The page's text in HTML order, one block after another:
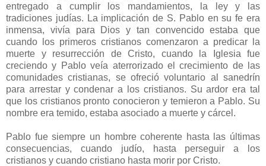
entregado a cumplir los mandamientos, la ley y las
tradiciones judías. La implicación de S. Pablo en su fe era
inmensa, vivía para Dios y tan convencido estaba que
cuando los primeros cristianos comenzaron a predicar la
muerte y resurrección de Cristo, cuando la Iglesia fue
creciendo y Pablo veía aterrorizado el crecimiento de las
comunidades cristianas, se ofreció voluntario al sanedrín
para arrestar y condenar a los cristianos. Su ardor era tal
que los cristianos pronto conocieron y temieron a Pablo. Su
nombre era temido, estaba asociado a muerte y cárcel.
Pablo fue siempre un hombre coherente hasta las últimas
consecuencias, cuando judío, hasta perseguir a los
cristianos y cuando cristiano hasta morir por Cristo.